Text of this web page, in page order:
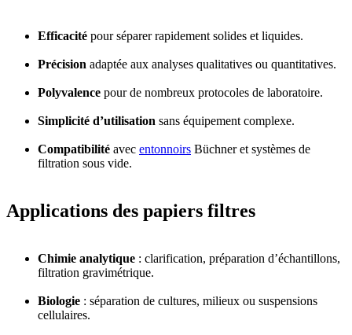
Efficacité pour séparer rapidement solides et liquides.
Précision adaptée aux analyses qualitatives ou quantitatives.
Polyvalence pour de nombreux protocoles de laboratoire.
Simplicité d’utilisation sans équipement complexe.
Compatibilité avec entonnoirs Büchner et systèmes de
filtration sous vide.
Applications des papiers filtres
Chimie analytique : clarification, préparation d’échantillons,
filtration gravimétrique.
Biologie : séparation de cultures, milieux ou suspensions
cellulaires.